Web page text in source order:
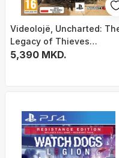
Videolojë, Uncharted:
Legacy of Thieves
Collection PS5
5,390 MKD.